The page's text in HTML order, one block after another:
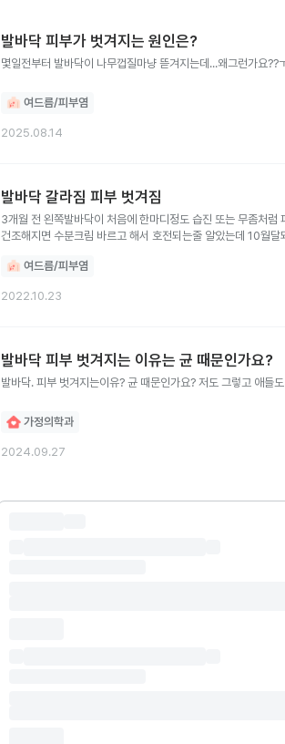
발바닥 피부가 벗겨지는 원인은?
몇일전부터 발바닥이 나무껍질마냥 뜯겨지는데...왜그런가요
여드름/피부염
2025.08.14
발바닥 갈라짐 피부 벗겨짐
3개월 전 왼쪽발바닥이 처음에 한마디정도 습진 또는 무좀처
건조해지면 수분크림 바르고 해서 호전되는줄 알았는데 10월
여드름/피부염
2022.10.23
발바닥 피부 벗겨지는 이유는 균 때문인가요?
발바닥. 피부 벗겨지는이유? 균 때문인가요? 저도 그렇고 애들
가정의학과
2024.09.27